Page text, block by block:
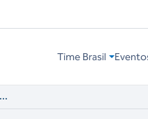
Time Brasil